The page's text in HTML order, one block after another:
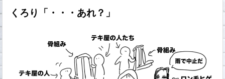
くろり「・・・あれ？」